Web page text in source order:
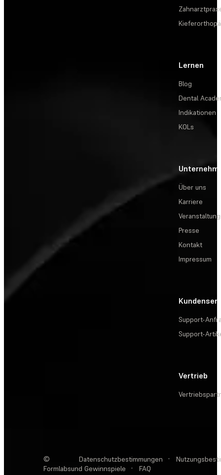
Lernen
Blog
Dental
Indikationen
KOLs
Über uns
Karriere
Presse
Kontakt
Impressum
Support-
Support-
Vertrieb
©
Formlabs
Datenschutzbestimmungen ·
und Gewinnspiele
· FAQ